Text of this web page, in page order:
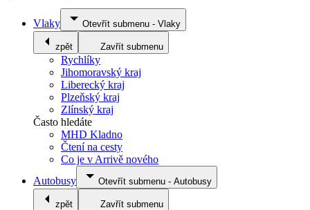
Vlaky Otevřít submenu - Vlaky
zpět Zavřít submenu
Rychlíky
Jihomoravský kraj
Liberecký kraj
Plzeňský kraj
Zlínský kraj
Často hledáte
MHD Kladno
Čtení na cesty
Co je v Arrivě nového
Autobusy
Otevřít submenu - Autobusy
zpět Zavřít submenu